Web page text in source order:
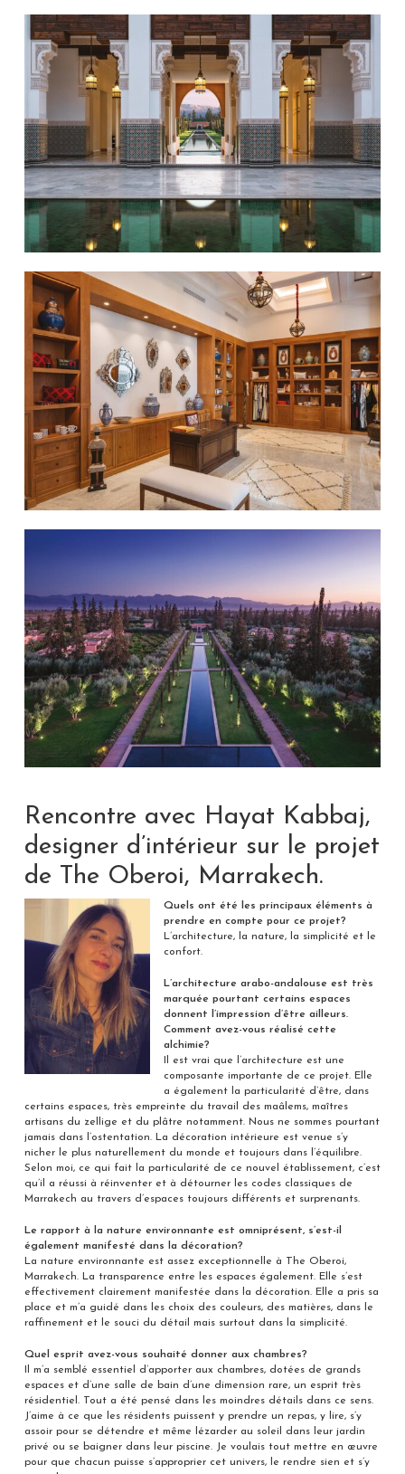
Rencontre avec Hayat Kabbaj,
designer d’intérieur sur le projet
de The Oberoi, Marrakech.
Quels ont été les principaux éléments à
prendre en compte pour ce projet?
L’architecture, la nature, la simplicité et le
confort.
L’architecture arabo-andalouse est très
marquée pourtant certains espaces
donnent l’impression d’être ailleurs.
Comment avez-vous réalisé cette
alchimie?
Il est vrai que l’architecture est une
composante importante de ce projet. Elle
a également la particularité d’être, dans
certains espaces, très empreinte du travail des maâlems, maîtres
artisans du zellige et du plâtre notamment. Nous ne sommes pourtant
jamais dans l’ostentation. La décoration intérieure est venue s’y
nicher le plus naturellement du monde et toujours dans l’équilibre.
Selon moi, ce qui fait la particularité de ce nouvel établissement, c’est
qu’il a réussi à réinventer et à détourner les codes classiques de
Marrakech au travers d’espaces toujours différents et surprenants.
Le rapport à la nature environnante est omniprésent, s’est-il
également manifesté dans la décoration?
La nature environnante est assez exceptionnelle à The Oberoi,
Marrakech. La transparence entre les espaces également. Elle s’est
effectivement clairement manifestée dans la décoration. Elle a pris sa
place et m’a guidé dans les choix des couleurs, des matières, dans le
raffinement et le souci du détail mais surtout dans la simplicité.
Quel esprit avez-vous souhaité donner aux chambres?
Il m’a semblé essentiel d’apporter aux chambres, dotées de grands
espaces et d’une salle de bain d’une dimension rare, un esprit très
résidentiel. Tout a été pensé dans les moindres détails dans ce sens.
J’aime à ce que les résidents puissent y prendre un repas, y lire, s’y
assoir pour se détendre et même lézarder au soleil dans leur jardin
privé ou se baigner dans leur piscine. Je voulais tout mettre en œuvre
pour que chacun puisse s’approprier cet univers, le rendre sien et s’y